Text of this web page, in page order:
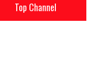
Top Channel